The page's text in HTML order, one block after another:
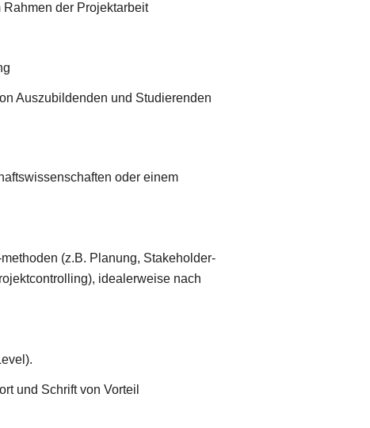
der Projektarbeit
Auszubildenden und Studierenden
oder einem
(z.B. Planung, Stakeholder-
idealerweise nach
und Schrift von Vorteil